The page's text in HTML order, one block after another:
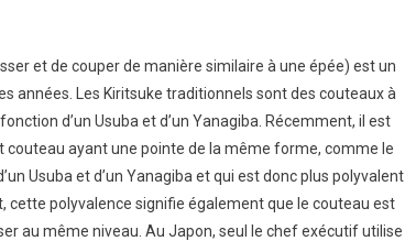
et de couper de manière similaire à une épée) est un
années. Les Kiritsuke traditionnels sont des couteaux à
d’un Usuba et d’un Yanagiba. Récemment, il est
couteau ayant une pointe de la même forme, comme le
Usuba et d’un Yanagiba et qui est donc plus polyvalent
cette polyvalence signifie également que le couteau est
au même niveau. Au Japon, seul le chef exécutif utilise